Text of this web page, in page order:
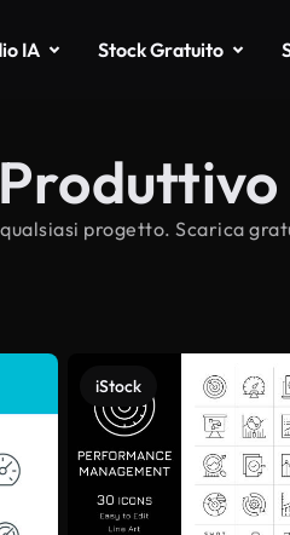
IA Stock Gratuito
progetto. Scarica
iStock